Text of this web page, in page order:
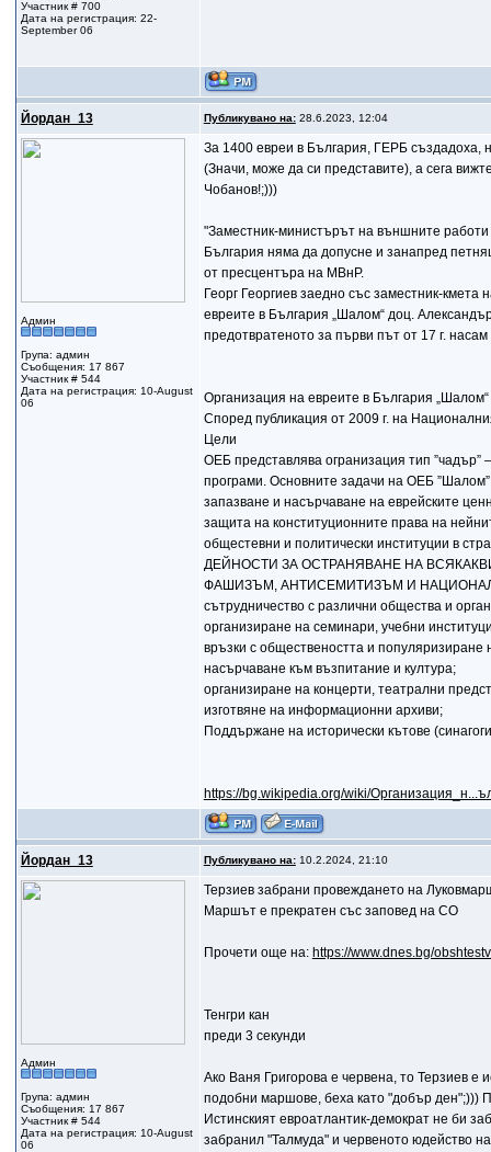
Участник # 700
Дата на регистрация: 22-
September 06
Йордан_13 Публикувано на:28.6.2023, 12:04
Админ
Група: админ
Съобщения: 17 867
Участник # 544
Дата на регистрация: 10-August
06
За 1400 евреи в България, ГЕРБ създадоха,
(Значи, може да си представите), а сега
Чобанов!;)))
"Заместник-министърът на външните
България няма да допусне и занапред
от пресцентъра на МВнР.
Георг Георгиев заедно със заместник-
евреите в България „Шалом“ доц.
предотвратеното за първи път от 17 г.
Организация на евреите в България „Шалом“
Според публикация от 2009 г. на
Цели
ОЕБ представлява огранизация тип ”чадър”
програми. Основните задачи на ОЕБ
запазване и насърчаване на еврейските
защита на конституционните права на
общестевни и политически институции в
ДЕЙНОСТИ ЗА ОСТРАНЯВАНЕ НА
ФАШИЗЪМ, АНТИСЕМИТИЗЪМ И
сътрудничество с различни общества и
организиране на семинари, учебни
връзки с обществеността и популяризиране
насърчаване към възпитание и култура;
организиране на концерти, театрални
изготвяне на информационни архиви;
Поддържане на исторически кътове
https://bg.wikipedia.org/wiki/
Йордан_13 Публикувано на:10.2.2024, 21:10
Админ
Група: админ
Съобщения: 17 867
Участник # 544
Дата на регистрация: 10-August
06
Терзиев забрани провеждането на
Маршът е прекратен със заповед на СО
Прочети още на: https://www.dnes.bg/
Тенгри кан
преди 3 секунди
Ако Ваня Григорова е червена, то Терзиев е
подобни маршове, беха като "добър ден";)))
Истинският евроатлантик-демократ не би
забранил "Талмуда" и червеното юдейство